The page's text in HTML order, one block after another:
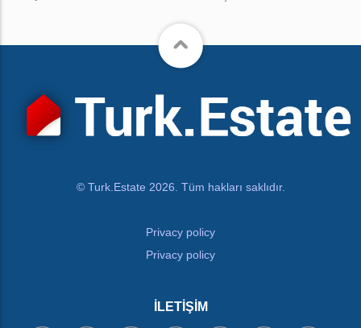
© Turk.Estate 2026. Tüm hakları saklıdır.
Privacy policy
Privacy policy
İLETIŞIM